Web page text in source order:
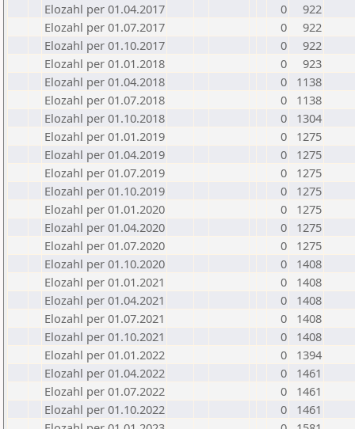
Elozahl per 01.04.2017
0
922
Elozahl per 01.07.2017
0
922
Elozahl per 01.10.2017
0
922
Elozahl per 01.01.2018
0
923
Elozahl per 01.04.2018
0
1138
Elozahl per 01.07.2018
0
1138
Elozahl per 01.10.2018
0
1304
Elozahl per 01.01.2019
0
1275
Elozahl per 01.04.2019
0
1275
Elozahl per 01.07.2019
0
1275
Elozahl per 01.10.2019
0
1275
Elozahl per 01.01.2020
0
1275
Elozahl per 01.04.2020
0
1275
Elozahl per 01.07.2020
0
1275
Elozahl per 01.10.2020
0
1408
Elozahl per 01.01.2021
0
1408
Elozahl per 01.04.2021
0
1408
Elozahl per 01.07.2021
0
1408
Elozahl per 01.10.2021
0
1408
Elozahl per 01.01.2022
0
1394
Elozahl per 01.04.2022
0
1461
Elozahl per 01.07.2022
0
1461
Elozahl per 01.10.2022
0
1461